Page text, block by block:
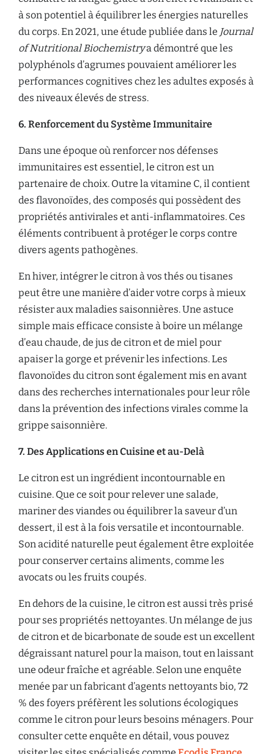
à son potentiel à équilibrer les énergies naturelles
du corps. En 2021, une étude publiée dans le Journal
of Nutritional Biochemistrya démontré que les
polyphénols d’agrumes pouvaient améliorer les
performances cognitives chez les adultes exposés à
des niveaux élevés de stress.
6. Renforcement du Système Immunitaire
Dans une époque où renforcer nos défenses
immunitaires est essentiel, le citron est un
partenaire de choix. Outre la vitamine C, il contient
des flavonoïdes, des composés qui possèdent des
propriétés antivirales et anti-inflammatoires. Ces
éléments contribuent à protéger le corps contre
divers agents pathogènes.
En hiver, intégrer le citron à vos thés ou tisanes
peut être une manière d’aider votre corps à mieux
résister aux maladies saisonnières. Une astuce
simple mais efficace consiste à boire un mélange
d’eau chaude, de jus de citron et de miel pour
apaiser la gorge et prévenir les infections. Les
flavonoïdes du citron sont également mis en avant
dans des recherches internationales pour leur rôle
dans la prévention des infections virales comme la
grippe saisonnière.
7. Des Applications en Cuisine et au-Delà
Le citron est un ingrédient incontournable en
cuisine. Que ce soit pour relever une salade,
mariner des viandes ou équilibrer la saveur d’un
dessert, il est à la fois versatile et incontournable.
Son acidité naturelle peut également être exploitée
pour conserver certains aliments, comme les
avocats ou les fruits coupés.
En dehors de la cuisine, le citron est aussi très prisé
pour ses propriétés nettoyantes. Un mélange de jus
de citron et de bicarbonate de soude est un excellent
dégraissant naturel pour la maison, tout en laissant
une odeur fraîche et agréable. Selon une enquête
menée par un fabricant d’agents nettoyants bio, 72
% des foyers préfèrent les solutions écologiques
comme le citron pour leurs besoins ménagers. Pour
consulter cette enquête en détail, vous pouvez